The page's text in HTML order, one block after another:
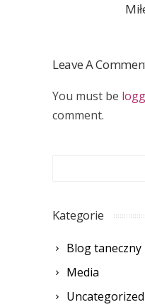
Leave A
You must be
comment.
Kategorie
Blog taneczny
Media
Uncategorized